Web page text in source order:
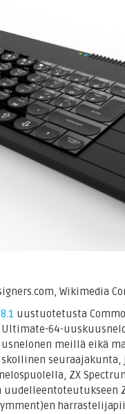
Wikimedia
uustuotetusta
64-
meillä eikä
seuraajakunta,
ZX
uudelleentoteutukseen